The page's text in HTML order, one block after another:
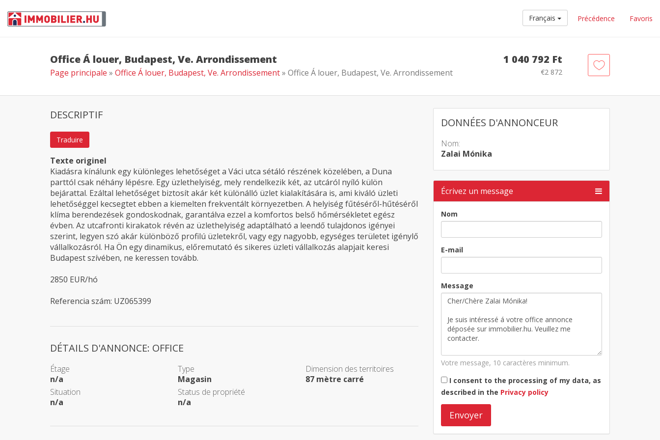
Français Précédence Favoris
Office Á louer, Budapest, Ve. Arrondissement
Page principale » Office Á louer, Budapest, Ve. Arrondissement» Office Á louer, Budapest, Ve. Arrondissement
1 040 792 Ft
€2 872
DONNÉES D'ANNONCEUR
Nom:
Zalai Mónika
Écrivez un message
Nom
E-mail
Message
Votre message, 10 caractères minimum.
I consent to the processing of my data, as
described in the Privacy policy
Envoyer
DESCRIPTIF
Traduire
Texte originel
Kiadásra kínálunk egy különleges lehetőséget a Váci utca sétáló részének közelében, a Duna
parttól csak néhány lépésre. Egy üzlethelyiség, mely rendelkezik két, az utcáról nyíló külön
bejárattal. Ezáltal lehetőséget biztosít akár két különálló üzlet kialakítására is, ami kiváló üzleti
lehetőséggel kecsegtet ebben a kiemelten frekventált környezetben. A helyiség fűtéséről-hűtéséről
klíma berendezések gondoskodnak, garantálva ezzel a komfortos belső hőmérsékletet egész
évben. Az utcafronti kirakatok révén az üzlethelyiség adaptálható a leendő tulajdonos igényei
szerint, legyen szó akár különböző profilú üzletekről, vagy egy nagyobb, egységes területet igénylő
vállalkozásról. Ha Ön egy dinamikus, előremutató és sikeres üzleti vállalkozás alapjait keresi
Budapest szívében, ne keressen tovább.
2850 EUR/hó
Referencia szám: UZ065399
DÉTAILS D'ANNONCE: OFFICE
Étage
n/a
Type
Magasin
Dimension des territoires
87 mètre carré
Situation
n/a
Status de propriété
n/a